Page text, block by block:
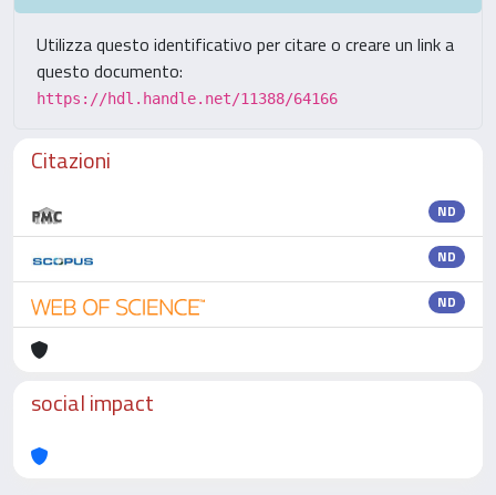
Utilizza questo identificativo per citare o creare un link a
questo documento:
https://hdl.handle.net/11388/64166
Citazioni
ND
ND
ND
social impact